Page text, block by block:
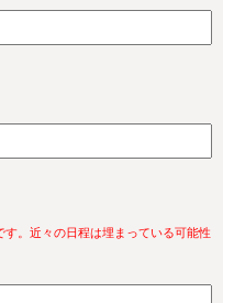
。近々の日程は埋まっている可能性